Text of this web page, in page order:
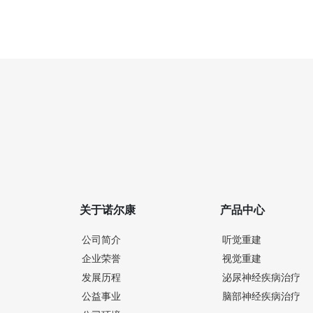
关于诺尔康
公司简介
企业荣誉
发展历程
公益事业
产品中心
听觉重建
视觉重建
泌尿神经疾病治疗
脑部神经疾病治疗